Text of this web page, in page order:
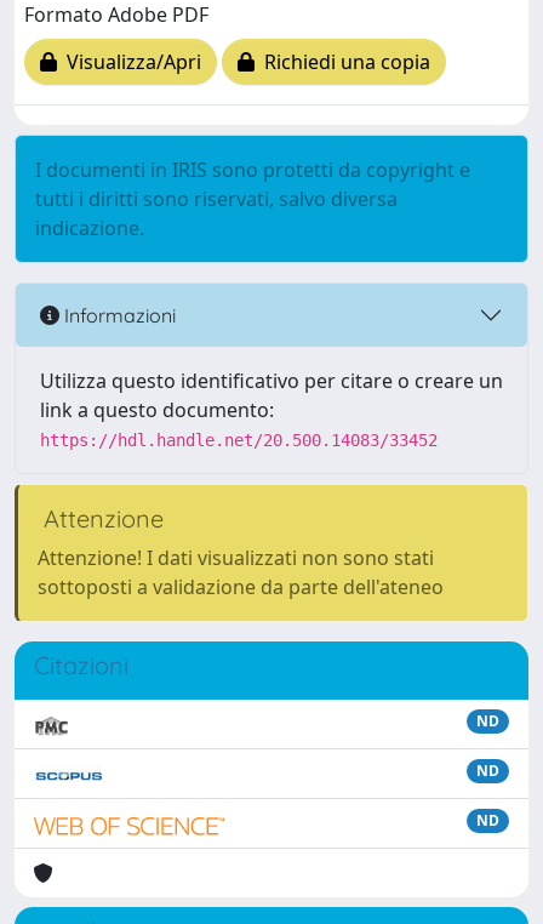
Formato Adobe PDF
Visualizza/Apri
Richiedi una copia
I documenti in IRIS sono protetti da copyright e
tutti i diritti sono riservati, salvo diversa
indicazione.
Informazioni
Utilizza questo identificativo per citare o creare un
link a questo documento:
https://hdl.handle.net/20.500.14083/33452
Attenzione
Attenzione! I dati visualizzati non sono stati
sottoposti a validazione da parte dell'ateneo
Citazioni
ND
ND
ND